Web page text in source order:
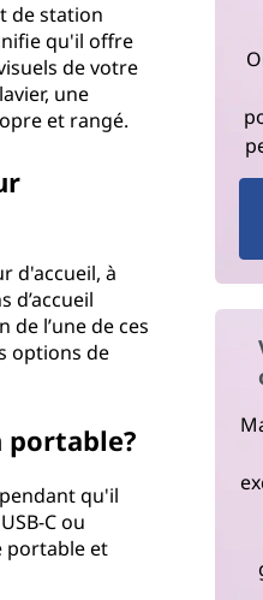
de station
qu'il offre
de votre
une
et rangé.
d'accueil, à
l’une de ces
options de
portable?
qu'il
C ou
portable et